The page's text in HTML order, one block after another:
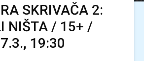
SKRIVAČA 2:
NIŠTA / 15+ /
19:30